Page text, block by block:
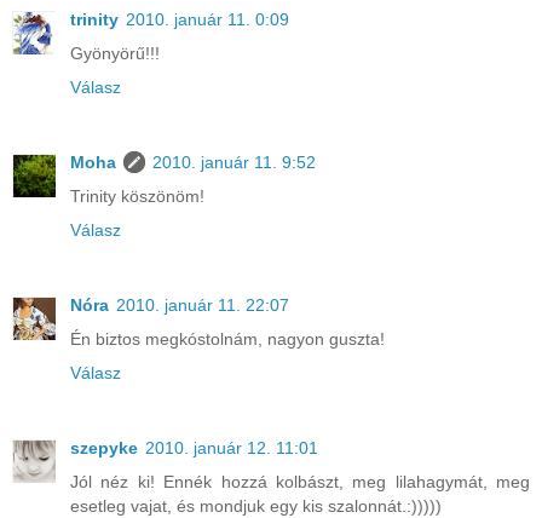
trinity 2010. január 11. 0:09
Gyönyörű!!!
Válasz
Moha
2010. január 11. 9:52
Trinity köszönöm!
Válasz
Nóra 2010. január 11. 22:07
Én biztos megkóstolnám, nagyon guszta!
Válasz
szepyke 2010. január 12. 11:01
Jól néz ki! Ennék hozzá kolbászt, meg lilahagymát, meg
esetleg vajat, és mondjuk egy kis szalonnát.:)))))